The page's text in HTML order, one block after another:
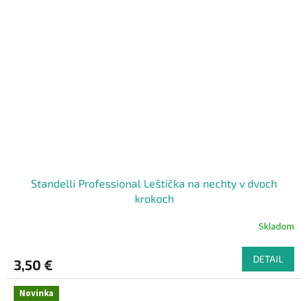
Standelli Professional Leštička na nechty v dvoch
krokoch
Skladom
3,50 € DETAIL
Novinka